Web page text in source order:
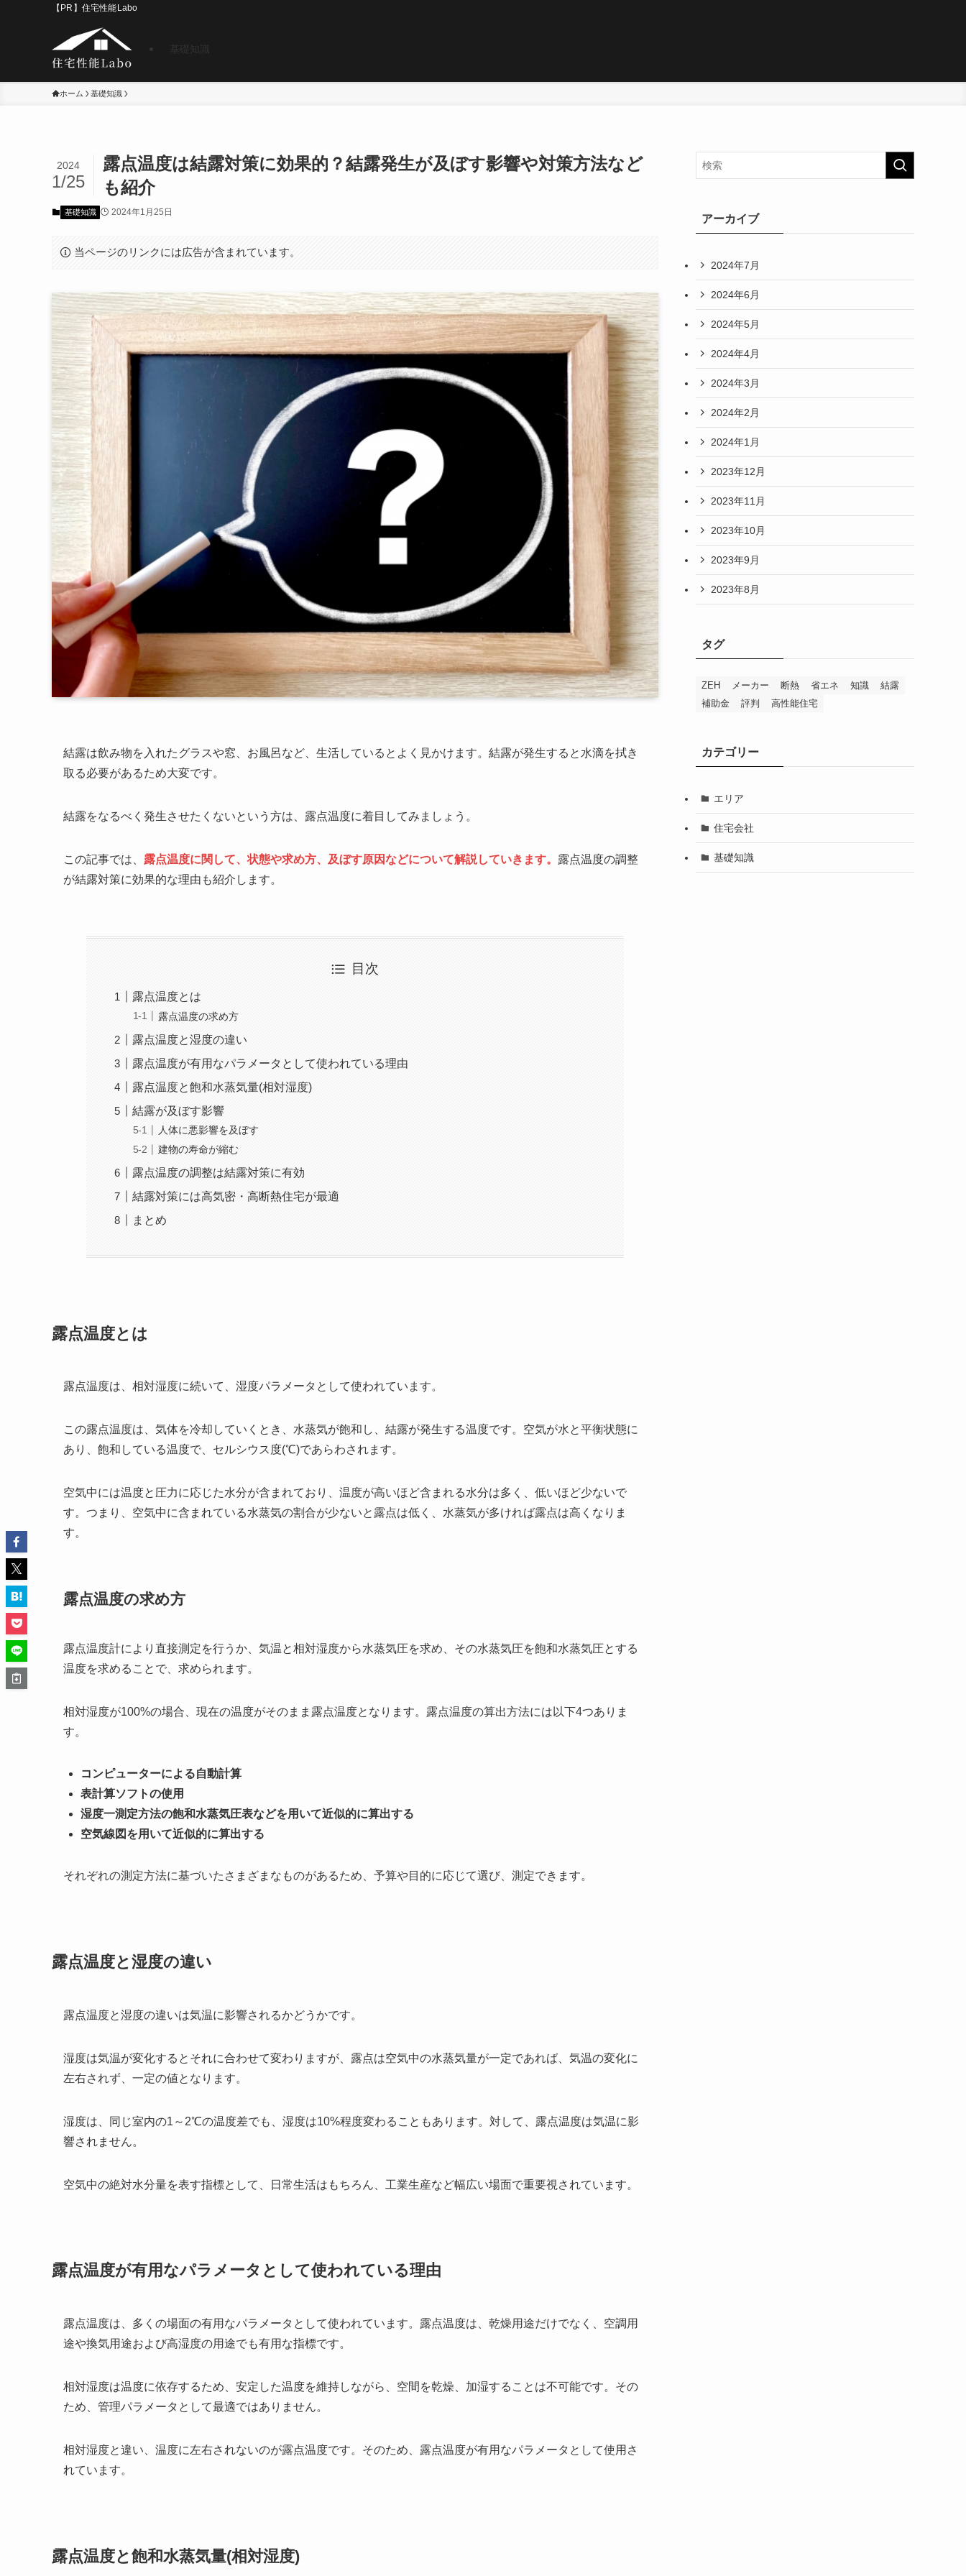
【PR】住宅性能Labo
基礎知識
ホーム 基礎知識
露点温度は結露対策に効果的？結露発生が及ぼす影響や対策方法など
も紹介
2024
1/25
基礎知識 2024年1月25日
当ページのリンクには広告が含まれています。
結露は飲み物を入れたグラスや窓、お風呂など、生活しているとよく見かけます。結露が発生すると水滴を拭き
取る必要があるため大変です。
結露をなるべく発生させたくないという方は、露点温度に着目してみましょう。
この記事では、 露点温度に関して、状態や求め方、及ぼす原因などについて解説していきます。 露点温度の調整
が結露対策に効果的な理由も紹介します。
目次
露点温度とは
露点温度の求め方
露点温度と湿度の違い
露点温度が有用なパラメータとして使われている理由
露点温度と飽和水蒸気量(相対湿度)
結露が及ぼす影響
人体に悪影響を及ぼす
建物の寿命が縮む
露点温度の調整は結露対策に有効
結露対策には高気密・高断熱住宅が最適
まとめ
露点温度とは
露点温度は、相対湿度に続いて、湿度パラメータとして使われています。
この露点温度は、気体を冷却していくとき、水蒸気が飽和し、結露が発生する温度です。空気が水と平衡状態に
あり、飽和している温度で、セルシウス度(℃)であらわされます。
空気中には温度と圧力に応じた水分が含まれており、温度が高いほど含まれる水分は多く、低いほど少ないで
す。つまり、空気中に含まれている水蒸気の割合が少ないと露点は低く、水蒸気が多ければ露点は高くなりま
す。
露点温度の求め方
露点温度計により直接測定を行うか、気温と相対湿度から水蒸気圧を求め、その水蒸気圧を飽和水蒸気圧とする
温度を求めることで、求められます。
相対湿度が100%の場合、現在の温度がそのまま露点温度となります。露点温度の算出方法には以下4つありま
す。
コンピューターによる自動計算
表計算ソフトの使用
湿度一測定方法の飽和水蒸気圧表などを用いて近似的に算出する
空気線図を用いて近似的に算出する
それぞれの測定方法に基づいたさまざまなものがあるため、予算や目的に応じて選び、測定できます。
露点温度と湿度の違い
露点温度と湿度の違いは気温に影響されるかどうかです。
湿度は気温が変化するとそれに合わせて変わりますが、露点は空気中の水蒸気量が一定であれば、気温の変化に
左右されず、一定の値となります。
湿度は、同じ室内の1～2℃の温度差でも、湿度は10%程度変わることもあります。対して、露点温度は気温に影
響されません。
空気中の絶対水分量を表す指標として、日常生活はもちろん、工業生産など幅広い場面で重要視されています。
露点温度が有用なパラメータとして使われている理由
露点温度は、多くの場面の有用なパラメータとして使われています。露点温度は、乾燥用途だけでなく、空調用
途や換気用途および高湿度の用途でも有用な指標です。
相対湿度は温度に依存するため、安定した温度を維持しながら、空間を乾燥、加湿することは不可能です。その
ため、管理パラメータとして最適ではありません。
相対湿度と違い、温度に左右されないのが露点温度です。そのため、露点温度が有用なパラメータとして使用さ
れています。
露点温度と飽和水蒸気量(相対湿度)
アーカイブ
2024年7月
2024年6月
2024年5月
2024年4月
2024年3月
2024年2月
2024年1月
2023年12月
2023年11月
2023年10月
2023年9月
2023年8月
タグ
ZEH メーカー 断熱 省エネ 知識
結露
補助金
評判 高性能住宅
カテゴリー
エリア
住宅会社
基礎知識